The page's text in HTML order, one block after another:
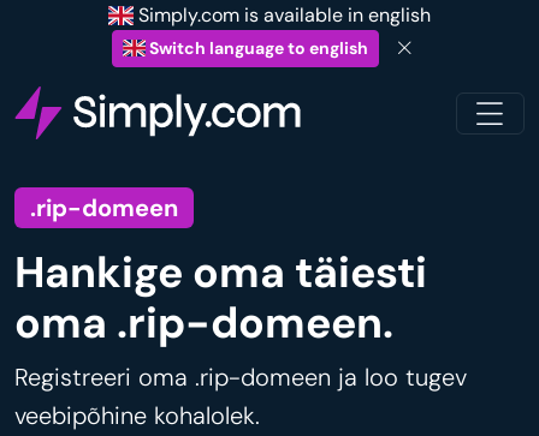
Simply.com is available in english
Switch language to english
.rip-domeen
Hankige oma täiesti
oma .rip-domeen.
Registreeri oma .rip-domeen ja loo tugev
veebipõhine kohalolek.